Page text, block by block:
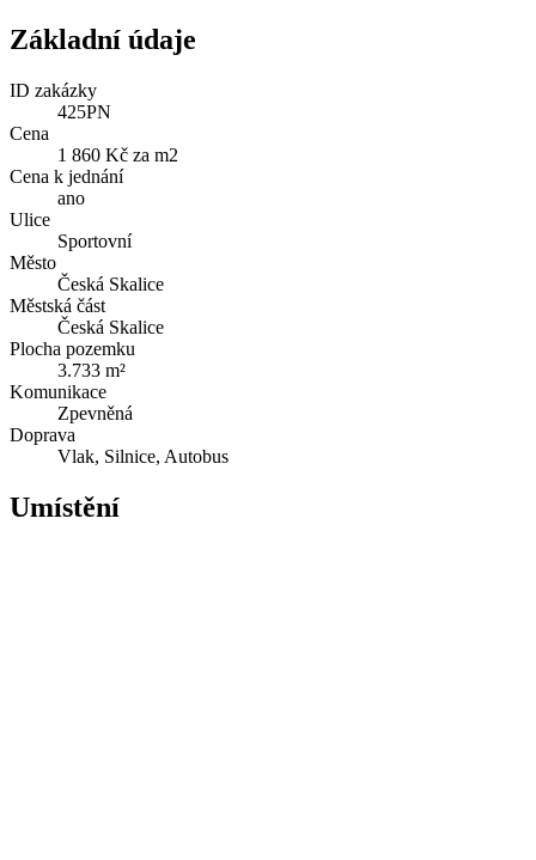
Základní údaje
ID zakázky
425PN
Cena
1 860 Kč za m2
Cena k jednání
ano
Ulice
Sportovní
Město
Česká Skalice
Městská část
Česká Skalice
Plocha pozemku
3.733 m²
Komunikace
Zpevněná
Doprava
Vlak, Silnice, Autobus
Umístění